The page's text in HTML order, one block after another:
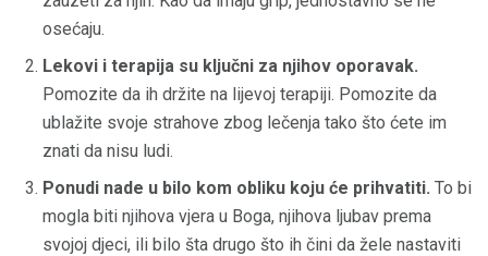
osećaju.
Lekovi i terapija su ključni za njihov oporavak.
Pomozite da ih držite na lijevoj terapiji. Pomozite da
ublažite svoje strahove zbog lečenja tako što ćete im
znati da nisu ludi.
Ponudi nade u bilo kom obliku koju će prihvatiti. To bi
mogla biti njihova vjera u Boga, njihova ljubav prema
svojoj djeci, ili bilo šta drugo što ih čini da žele nastaviti